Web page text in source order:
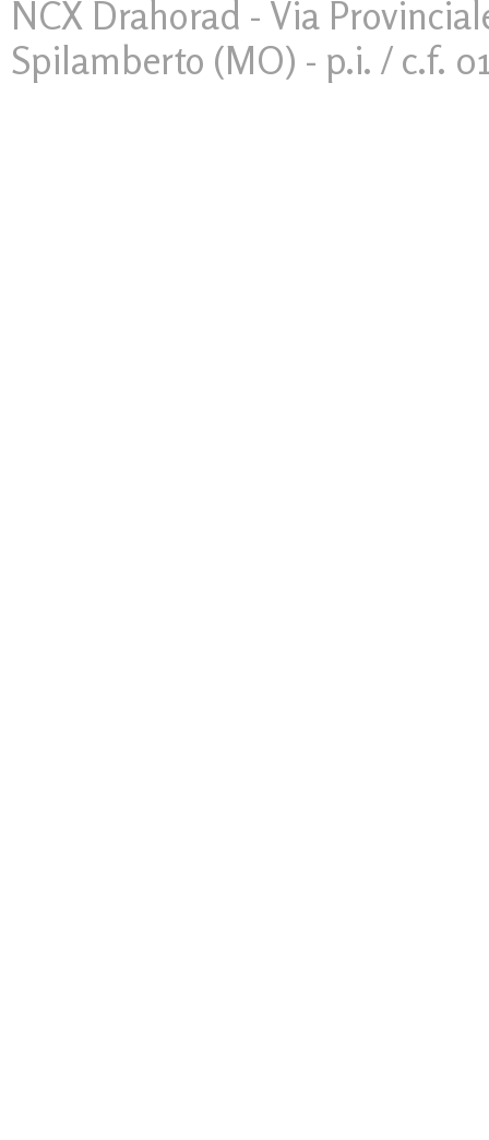
NCX Drahorad - Via
Spilamberto (MO) - p.i. / c.f.